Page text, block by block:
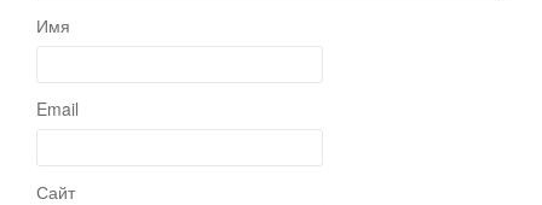
Имя
Email
Сайт